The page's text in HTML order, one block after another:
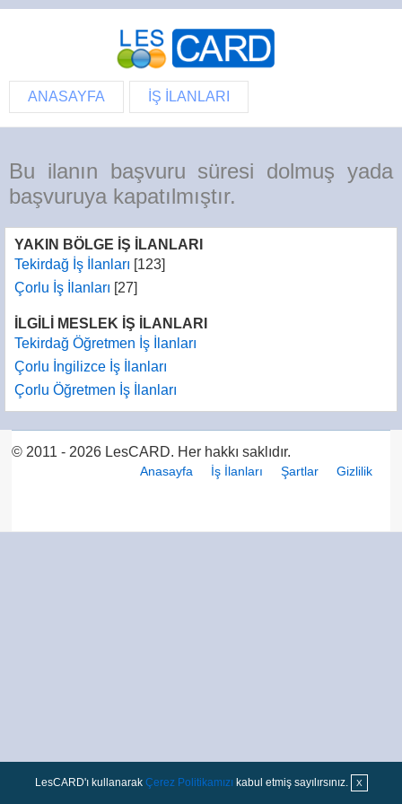
ANASAYFA İŞ İLANLARI
Bu ilanın başvuru süresi dolmuş yada
başvuruya kapatılmıştır.
YAKIN BÖLGE İŞ İLANLARI
Tekirdağ İş İlanları [123]
Çorlu İş İlanları [27]
İLGİLİ MESLEK İŞ İLANLARI
Tekirdağ Öğretmen İş İlanları
Çorlu İngilizce İş İlanları
Çorlu Öğretmen İş İlanları
© 2011 - 2026 LesCARD. Her hakkı saklıdır.
Anasayfa İş İlanları Şartlar Gizlilik
LesCARD'ı kullanarak Çerez Politikamızı kabul etmiş sayılırsınız. X